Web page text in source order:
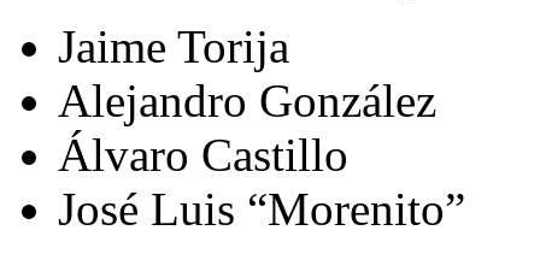
Jaime Torija
Alejandro González
Álvaro Castillo
José Luis “Morenito”